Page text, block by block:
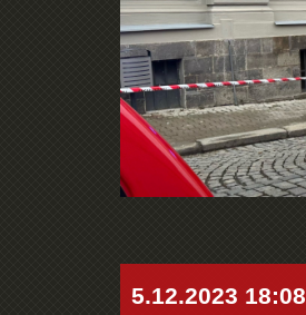
5.12.2023 18:08